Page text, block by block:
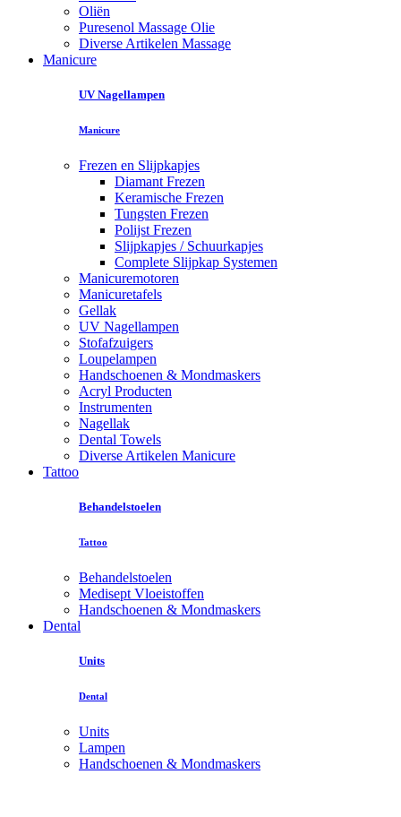
Oliën
Puresenol Massage Olie
Diverse Artikelen Massage
Manicure
UV Nagellampen
Manicure
Frezen en Slijpkapjes
Diamant Frezen
Keramische Frezen
Tungsten Frezen
Polijst Frezen
Slijpkapjes / Schuurkapjes
Complete Slijpkap Systemen
Manicuremotoren
Manicuretafels
Gellak
UV Nagellampen
Stofafzuigers
Loupelampen
Handschoenen & Mondmaskers
Acryl Producten
Instrumenten
Nagellak
Dental Towels
Diverse Artikelen Manicure
Tattoo
Behandelstoelen
Tattoo
Behandelstoelen
Medisept Vloeistoffen
Handschoenen & Mondmaskers
Dental
Units
Dental
Units
Lampen
Handschoenen & Mondmaskers